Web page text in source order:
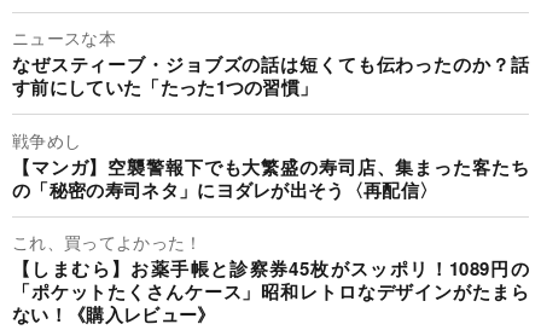
ニュースな本
なぜスティーブ・ジョブズの話は短くても伝わったのか？話
す前にしていた「たった1つの習慣」
戦争めし
【マンガ】空襲警報下でも大繁盛の寿司店、集まった客たち
の「秘密の寿司ネタ」にヨダレが出そう〈再配信〉
これ、買ってよかった！
【しまむら】お薬手帳と診察券45枚がスッポリ！1089円の
「ポケットたくさんケース」昭和レトロなデザインがたまら
ない！《購入レビュー》